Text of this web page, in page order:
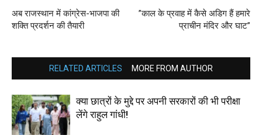
अब राजस्थान में कांग्रेस-भाजपा की
शक्ति प्रदर्शन की तैयारी
”काल के प्रवाह में कैसे अडिग हैं हमारे
प्राचीन मंदिर और घाट”
RELATED ARTICLES MORE FROM AUTHOR
क्या छात्रों के मुद्दे पर अपनी सरकारों की भी परीक्षा
लेंगे राहुल गांधी!